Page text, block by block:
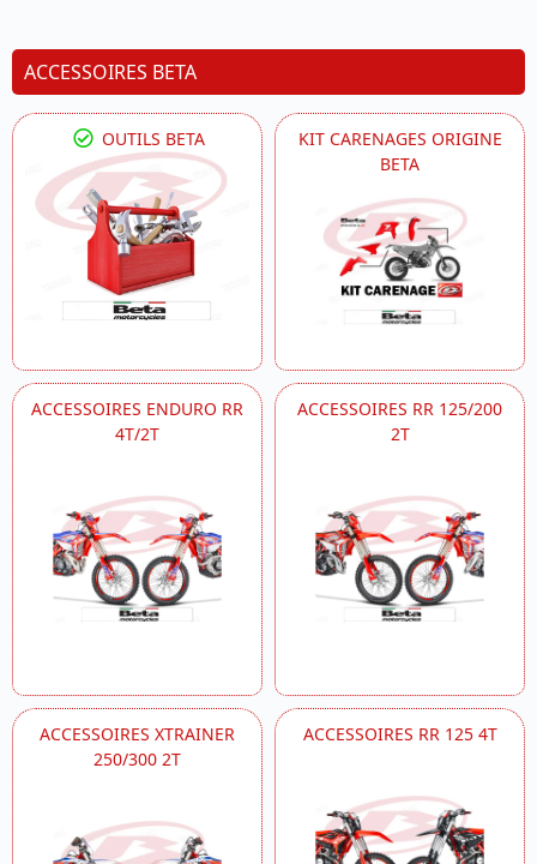
ACCESSOIRES BETA
OUTILS BETA
KIT CARENAGES ORIGINE
BETA
ACCESSOIRES ENDURO RR
4T/2T
ACCESSOIRES RR 125/200
2T
ACCESSOIRES XTRAINER
250/300 2T
ACCESSOIRES RR 125 4T